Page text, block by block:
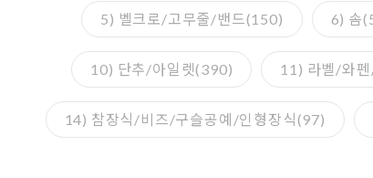
5) 벨크로/고무줄/밴드(150) 6) 솜
10) 단추/아일렛(390) 11) 라벨/와
14) 참장식/비즈/구슬공예/인형장식(97)